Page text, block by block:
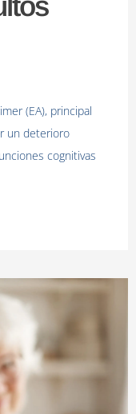
(EA), principal
un deterioro
cognitivas